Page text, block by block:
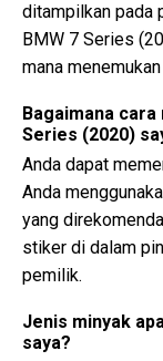
ditampilkan pada
BMW 7 Series
mana
Bagaimana
Series (2020)
Anda dapat
Anda
yang
stiker di dalam
pemilik.
Jenis minyak
saya?